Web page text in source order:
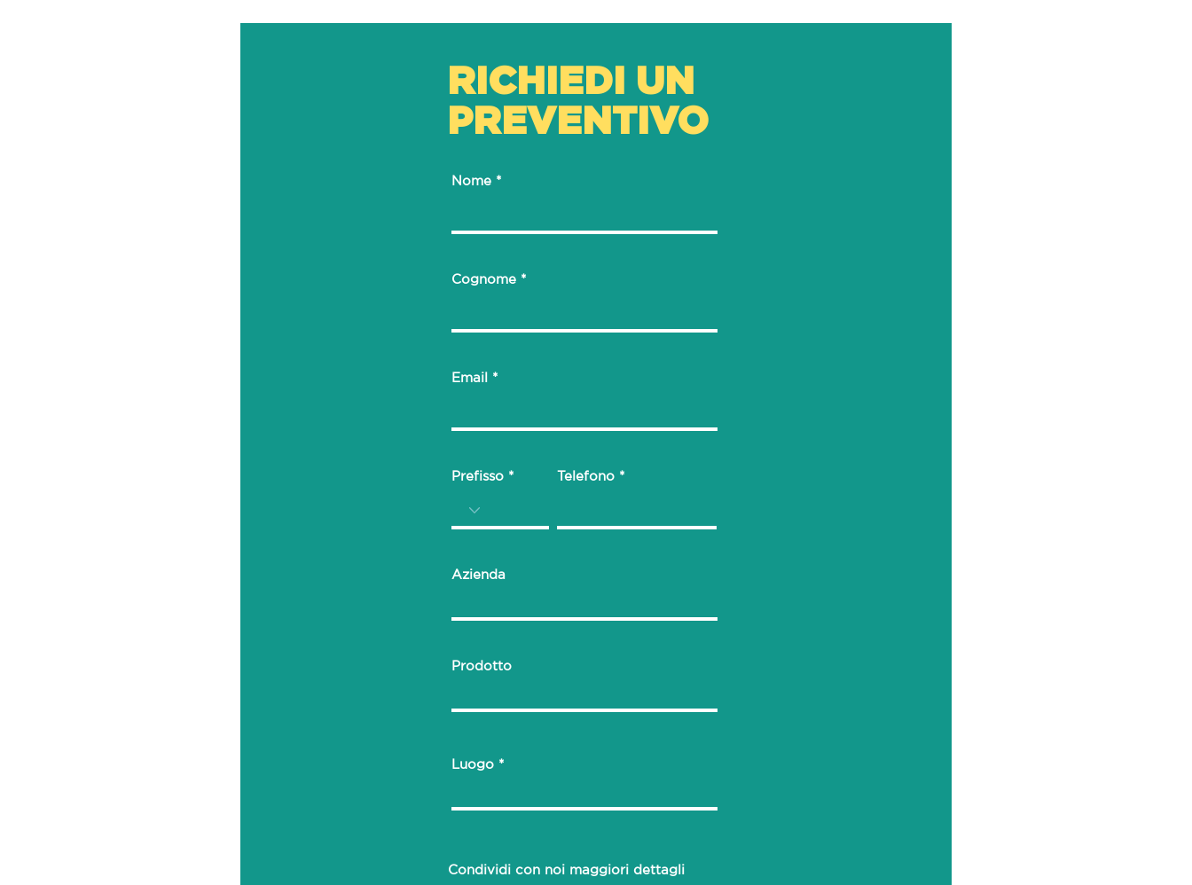
RICHIEDI UN
PREVENTIVO
Nome
Cognome
Email
Prefisso Telefono
Azienda
Prodotto
Luogo
Condividi con noi maggiori dettagli